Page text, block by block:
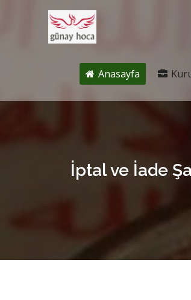
Anasayfa
İptal ve İade